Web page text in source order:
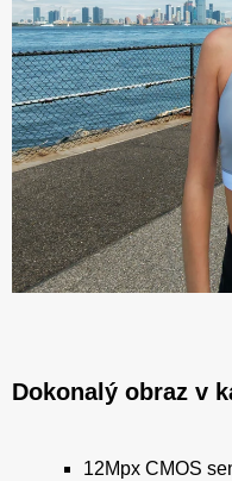
Dokonalý obraz v
12Mpx CMOS